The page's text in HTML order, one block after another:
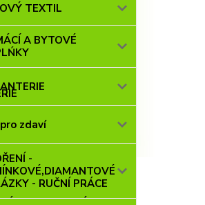
TEXTIL
A BYTOVÉ
zdaví
-
- RUČNÍ PRÁCE